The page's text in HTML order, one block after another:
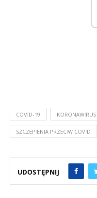
COVID-19 KORONAWIRUS
SZCZEPIENIA PRZECIW COVID
UDOSTĘPNIJ